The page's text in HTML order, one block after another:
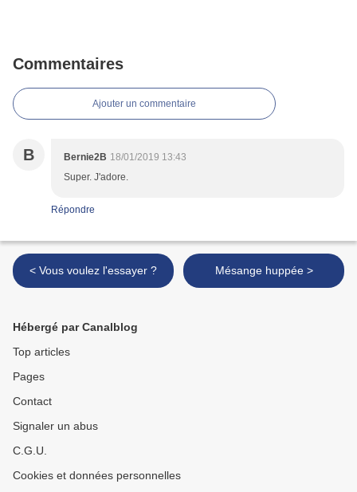
Commentaires
Ajouter un commentaire
B Bernie2B 18/01/2019 13:43
Super. J'adore.
Répondre
< Vous voulez l'essayer ? Mésange huppée >
Hébergé par Canalblog
Top articles
Pages
Contact
Signaler un abus
C.G.U.
Cookies et données personnelles